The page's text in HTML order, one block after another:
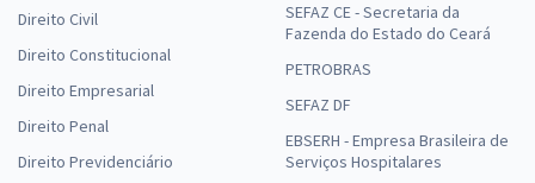
Direito Civil
Direito Constitucional
Direito Empresarial
Direito Penal
Direito Previdenciário
SEFAZ CE - Secretaria da
Fazenda do Estado do Ceará
PETROBRAS
SEFAZ DF
EBSERH - Empresa Brasileira de
Serviços Hospitalares